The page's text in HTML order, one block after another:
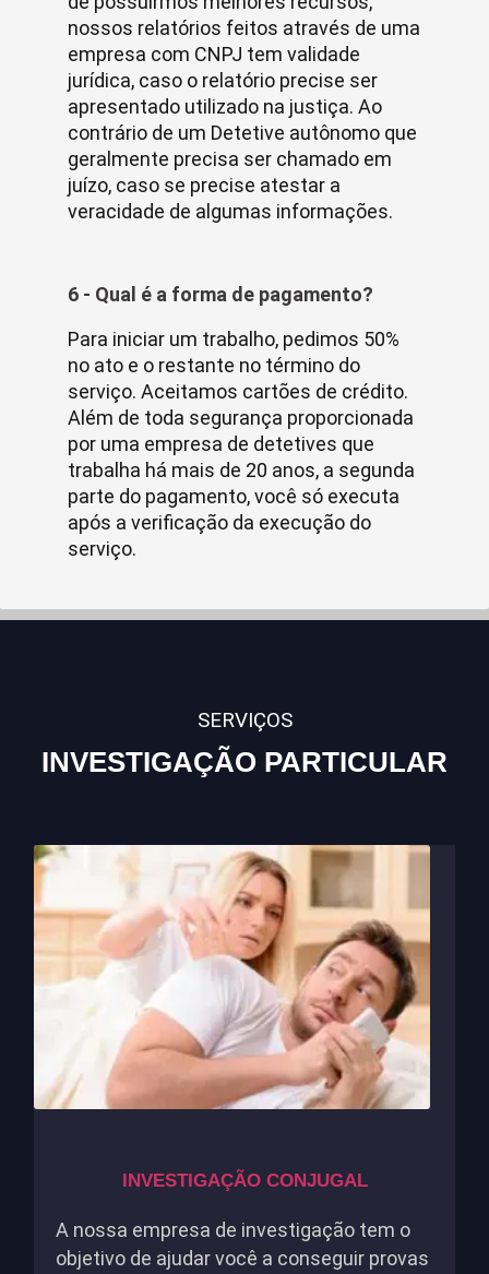
nossos relatórios feitos através de uma
empresa com CNPJ tem validade
jurídica, caso o relatório precise ser
apresentado utilizado na justiça. Ao
contrário de um Detetive autônomo que
geralmente precisa ser chamado em
juízo, caso se precise atestar a
veracidade de algumas informações.
6 - Qual é a forma de pagamento?
Para iniciar um trabalho, pedimos 50%
no ato e o restante no término do
serviço. Aceitamos cartões de crédito.
Além de toda segurança proporcionada
por uma empresa de detetives que
trabalha há mais de 20 anos, a segunda
parte do pagamento, você só executa
após a verificação da execução do
serviço.
SERVIÇOS
INVESTIGAÇÃO PARTICULAR
INVESTIGAÇÃO CONJUGAL
A nossa empresa de investigação tem o
objetivo de ajudar você a conseguir provas